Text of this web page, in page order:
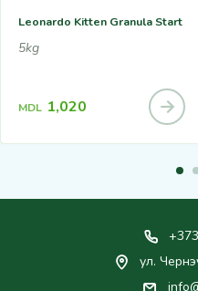
Leonardo Kitten Granula Start
5kg
MDL 1,020
ул.